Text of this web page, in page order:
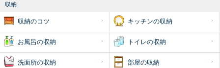
収納
収納のコツ キッチンの収納
お風呂の収納 トイレの収納
洗面所の収納 部屋の収納